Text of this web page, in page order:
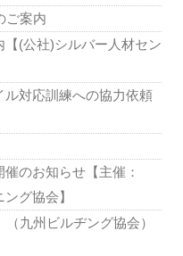
ご案内
(公社)シルバー人材セン
対応訓練への協力依頼
のお知らせ【主催：
グ協会】
九州ビルヂング協会）